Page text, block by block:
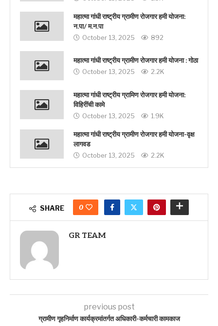
महात्मा गांधी राष्ट्रीय ग्रामीण रोजगार हमी योजना:
न.पा/ म.न.पा
October 13, 2025 892
महात्मा गांधी राष्ट्रीय ग्रामीण रोजगार हमी योजना : गोठा
October 13, 2025 2.2K
महात्मा गांधी राष्ट्रीय ग्रामिण रोजगार हमी योजना:
विहिरींची कामे
October 13, 2025 1.9K
महात्मा गांधी राष्ट्रीय ग्रामीण रोजगार हमी योजना-वृक्ष
लागवड
October 13, 2025 2.2K
SHARE 0
GR TEAM
previous post
ग्रामीण गृहनिर्माण कार्यक्रमांतर्गत अधिकारी-कर्मचारी कामकाज